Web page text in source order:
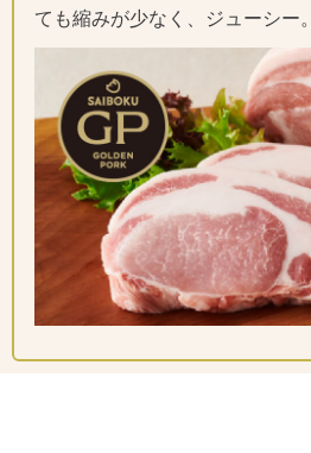
ても縮みが少なく、ジューシー。